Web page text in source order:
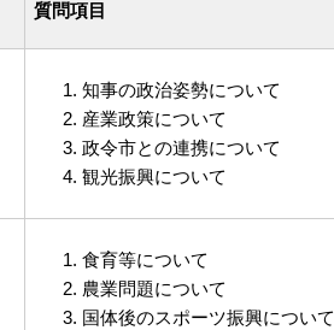
質問項目
知事の政治姿勢について
産業政策について
政令市との連携について
観光振興について
食育等について
農業問題について
国体後のスポーツ振興について